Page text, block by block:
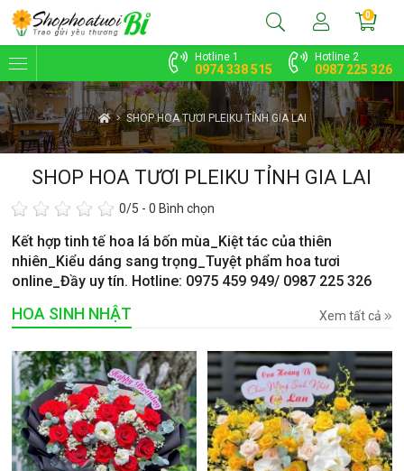
Hotline 1
0974 338 515
Hotline 2
0987 225 326
0
SHOP HOA TƯƠI PLEIKU TỈNH GIA LAI
SHOP HOA TƯƠI PLEIKU TỈNH GIA LAI
0/5 -0 Bình chọn
Kết hợp tinh tế hoa lá bốn mùa_Kiệt tác của thiên
nhiên_Kiểu dáng sang trọng_Tuyệt phẩm hoa tươi
online_Đầy uy tín. Hotline: 0975 459 949/ 0987 225 326
HOA SINH NHẬT Xem tất cả